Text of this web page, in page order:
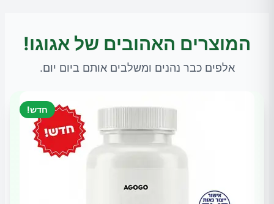
המוצרים האהובים של אגוגו!
אלפים כבר נהנים ומשלבים אותם ביום יום.
חדש!